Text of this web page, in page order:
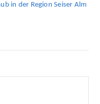
in der Region Seiser Alm